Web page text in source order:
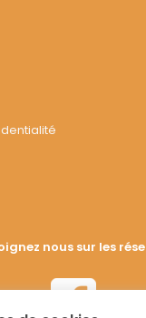
nous sur les